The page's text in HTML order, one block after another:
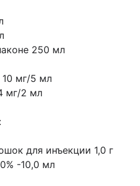
250 мл
10 мг/5 мл
мг/2 мл
для инъекции 1,0 г
-10,0 мл